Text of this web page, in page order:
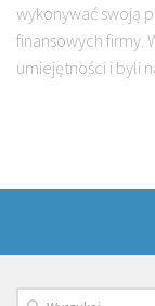
wykonywać swoją
finansowych firmy.
umiejętności i byli